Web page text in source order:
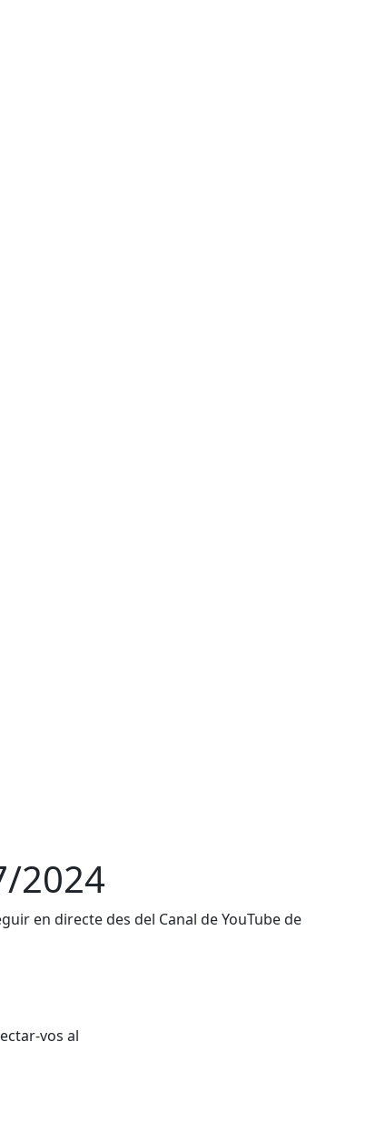
2024
en directe des del Canal de YouTube de
vos al